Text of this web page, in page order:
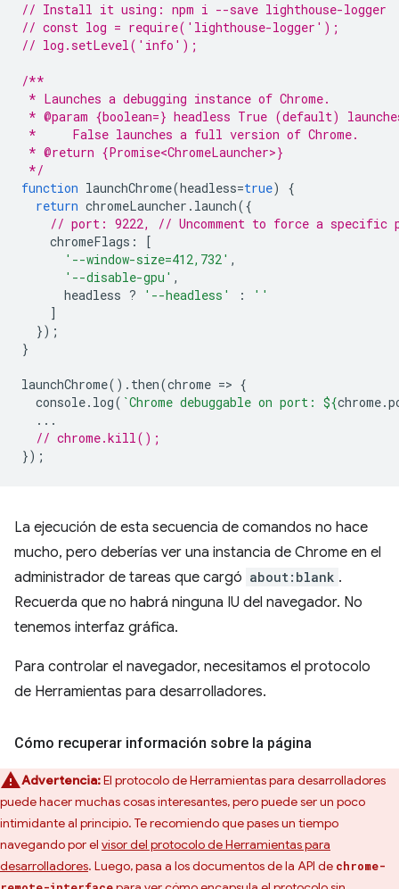
// Install it using: npm i --save lighthouse-logger
// const log = require('lighthouse-logger');
// log.setLevel('info');
/**
* Launches a debugging instance of Chrome.
* @param {boolean=} headless True (default)
*     False launches a full version of Chrome.
* @return {Promise<ChromeLauncher>}
*/
function launchChrome(headless=true)
{
return chromeLauncher . launch({
// port: 9222, // Uncomment to force a specific
chromeFlags :
[
'--window-size=412,732' ,
'--disable-gpu' ,
headless ? '--headless' :
''
]
});
}
launchChrome(). then(chrome => {
console. log( `Chrome debuggable on port: ${chrome.
...
// chrome.kill();
});
La ejecución de esta secuencia de comandos no hace
mucho, pero deberías ver una instancia de Chrome en el
administrador de tareas que cargó about:blank .
Recuerda que no habrá ninguna IU del navegador. No
tenemos interfaz gráfica.
Para controlar el navegador, necesitamos el protocolo
de Herramientas para desarrolladores.
Cómo recuperar información sobre la página
Advertencia:El protocolo de Herramientas para desarrolladores
puede hacer muchas cosas interesantes, pero puede ser un poco
intimidante al principio. Te recomiendo que pases un tiempo
navegando por el visor del protocolo de Herramientas para
desarrolladores. Luego, pasa a los documentos de la API de chrome-